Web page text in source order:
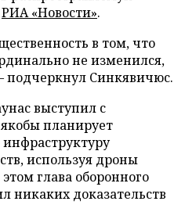
РИА «Новости».
в том, что
не изменился,
подчеркнул Синкявичюс.
выступил с
планирует
используя дроны
глава оборонного
никаких доказательств